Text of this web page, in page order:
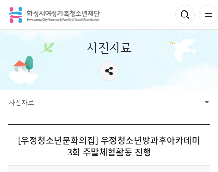
사진자료
사진자료
웹진
보도자료
사진자료
영상자료
[우정청소년문화의집] 우정청소년방과후아카데미
3회 주말체험활동 진행